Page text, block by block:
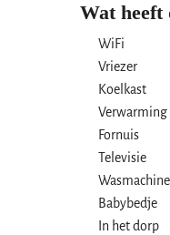
Wat heeft
WiFi
Vriezer
Koelkast
Verwarming
Fornuis
Televisie
Wasmachine
Babybedje
In het dorp